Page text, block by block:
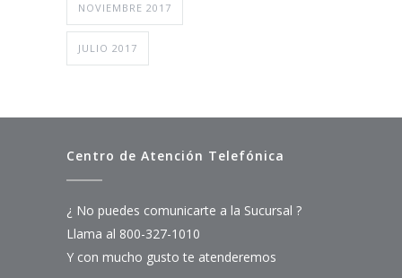
NOVIEMBRE 2017
JULIO 2017
Centro de Atención Telefónica
¿ No puedes comunicarte a la Sucursal ?
Llama al 800-327-1010
Y con mucho gusto te atenderemos